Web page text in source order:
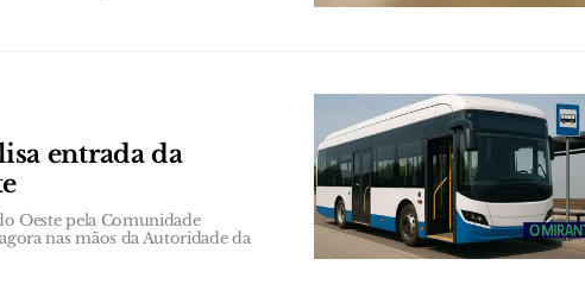
entrada da
Oeste pela Comunidade
nas mãos da Autoridade da